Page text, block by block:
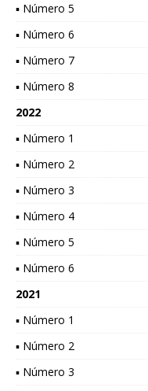
▪ Número 5
▪ Número 6
▪ Número 7
▪ Número 8
2022
▪ Número 1
▪ Número 2
▪ Número 3
▪ Número 4
▪ Número 5
▪ Número 6
2021
▪ Número 1
▪ Número 2
▪ Número 3